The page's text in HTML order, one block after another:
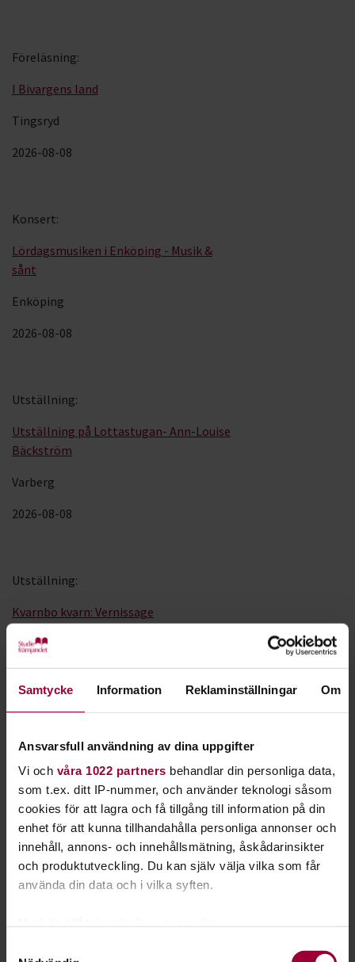
Samtycke Information Reklaminställningar Om
Ansvarsfull användning av dina uppgifter
Vi och våra 1022 partners behandlar din personliga data,
som t.ex. ditt IP-nummer, och använder teknologi såsom
cookies för att lagra och få tillgång till information på din
enhet för att kunna tillhandahålla personliga annonser och
innehåll, annons- och innehållsmätning, åskådarinsikter
och produktutveckling. Du kan själv välja vilka som får
använda din data och i vilka syften.
I Bivargens land
Tingsryd
2026-08-08
Föreläsning:
Lördagsmusiken i Enköping - Musik &
sånt
Enköping
2026-08-08
Konsert:
Utställning på Lottastugan- Ann-Louise
Bäckström
Varberg
2026-08-08
Utställning:
Kvarnbo kvarn: Vernissage
2026-08-08
Utställning:
Medlemsmöte vid Finnstugan
Ljungby
2026-08-08
Prova på graffiti i samband med
Workshop: